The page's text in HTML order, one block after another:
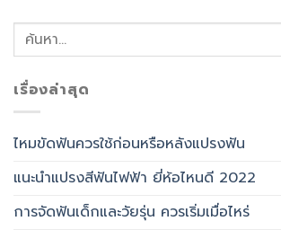
เรื่องล่าสุด
ไหมขัดฟันควรใช้ก่อนหรือหลังแปรงฟัน
แนะนำแปรงสีฟันไฟฟ้า ยี่ห้อไหนดี 2022
การจัดฟันเด็กและวัยรุ่น ควรเริ่มเมื่อไหร่